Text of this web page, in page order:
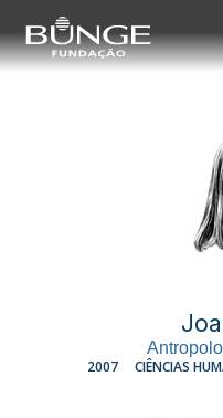
2007
CIÊNCIAS